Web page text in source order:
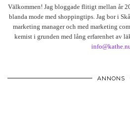
Välkommen! Jag bloggade flitigt mellan år
blanda mode med shoppingtips. Jag bor i
marketing manager och med marketing
kemist i grunden med lång erfarenhet av
ANNONS